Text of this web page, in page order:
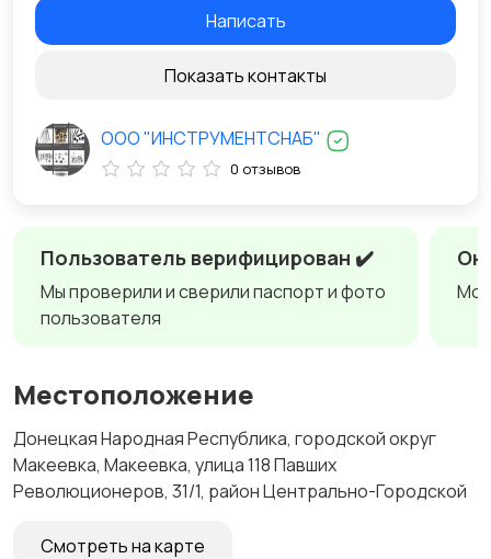
Пользователь верифицирован ✔️
Мы проверили и сверили паспорт и фото
пользователя
Местоположение
Донецкая Народная Республика, городской округ
Макеевка, Макеевка, улица 118 Павших
Революционеров, 31/1, район Центрально-Городской
Смотреть на карте
Написать
Показать контакты
ООО "ИНСТРУМЕНТСНАБ"
0 отзывов